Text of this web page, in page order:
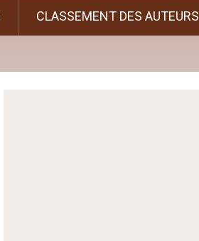
CLASSEMENT DES AUTEURS